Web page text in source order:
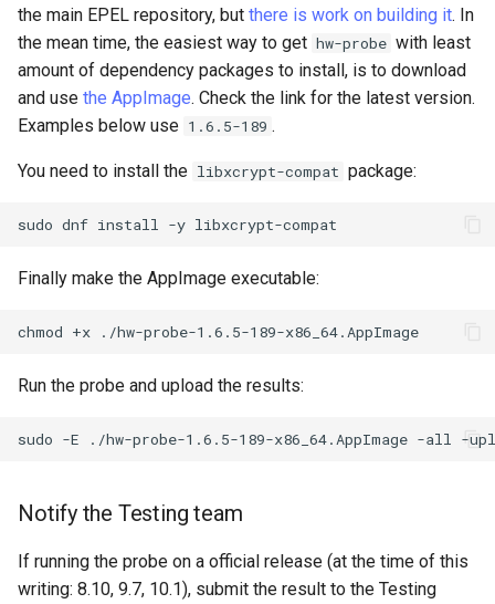
the main EPEL repository, but there is work on building it. In
the mean time, the easiest way to get hw-probe with least
amount of dependency packages to install, is to download
and use the AppImage. Check the link for the latest version.
Examples below use 1.6.5-189 .
You need to install the libxcrypt-compat package:
sudo dnf install -y
Finally make the AppImage executable:
chmod +x
Run the probe and upload the results:
sudo -E ./hw-probe-1.6.5-189-x86_64.AppImage -all
Notify the Testing team
If running the probe on a official release (at the time of this
writing: 8.10, 9.7, 10.1), submit the result to the Testing